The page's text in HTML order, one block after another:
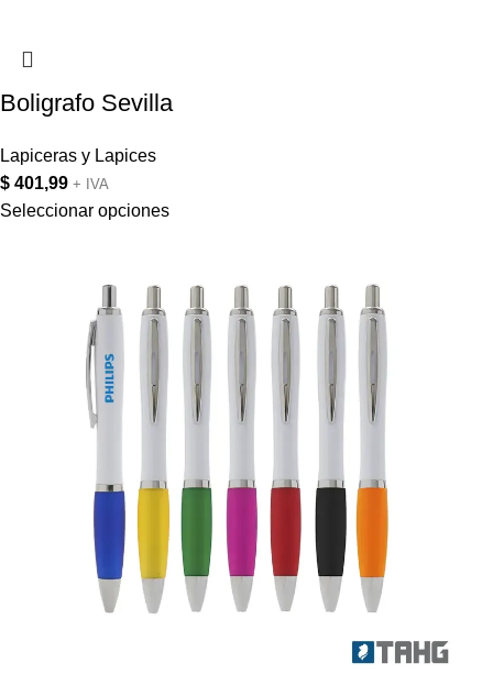
Boligrafo Sevilla
Lapiceras y Lapices
$ 401,99 + IVA
Seleccionar opciones